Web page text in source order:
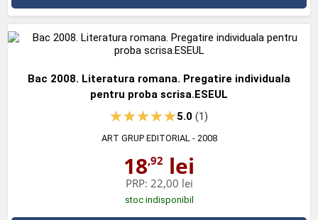
Bac 2008. Literatura romana. Pregatire individuala
pentru proba scrisa.ESEUL
5.0(1)
ART GRUP EDITORIAL - 2008
18,92 lei
PRP: 22,00 lei
stoc indisponibil